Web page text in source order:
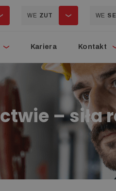
WE ZUT WE
Kariera Kontakt
– siła